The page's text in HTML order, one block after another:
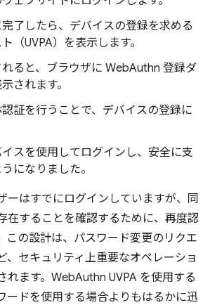
了したら、デバイスの登録を求める
（UVPA）を表示します。
ると、ブラウザに WebAuthn 登録ダ
されます。
証を行うことで、デバイスの登録に
スを使用してログインし、安全に支
になりました。
ーはすでにログインしていますが、同
在することを確認するために、再度認
この設計は、パスワード変更のリクエ
、セキュリティ上重要なオペレーショ
れます。WebAuthn UVPA を使用する
ードを使用する場合よりもはるかに迅